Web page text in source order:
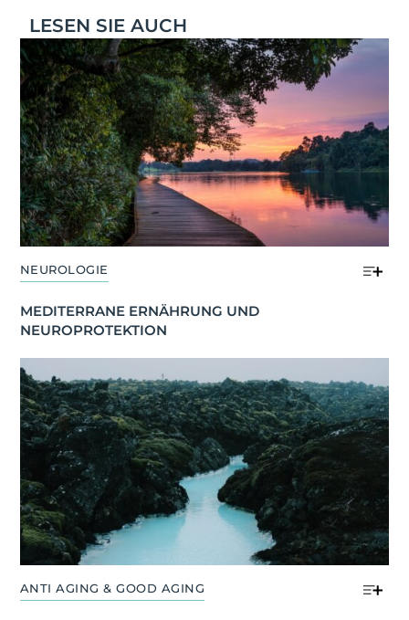
LESEN SIE AUCH
NEUROLOGIE
MEDITERRANE ERNÄHRUNG UND
NEUROPROTEKTION
ANTI AGING & GOOD AGING